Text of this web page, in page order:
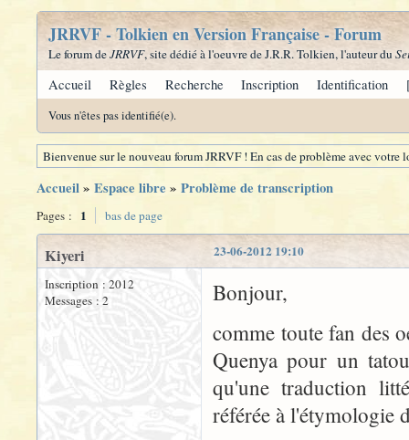
JRRVF - Tolkien en Version Française - Forum
Le forum deJRRVF, site dédié à l'oeuvre de J.R.R. Tolkien, l'auteur du
Accueil Règles Recherche Inscription Identification
Vous n'êtes pas identifié(e).
Bienvenue sur le nouveau forum JRRVF ! En cas de problème avec
Accueil» Espace libre » Problème de transcription
Pages : 1 bas de page
23-06-2012 19:10
Kiyeri
Inscription : 2012
Messages : 2
Bonjour,
comme toute fan des
Quenya pour un
qu'une traduction
référée à l'étymologie